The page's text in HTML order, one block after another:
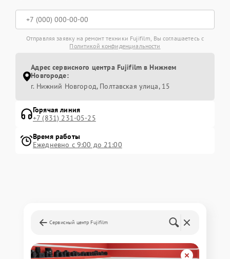
Отправляя заявку на ремонт техники Fujifilm, Вы соглашаетесь с
Политикой конфиденциальности
Адрес сервисного центра Fujifilm в Нижнем
Новгороде:
г. Нижний Новгород, Полтавская улица, 15
Горячая линия
+7 (831) 231-05-25
Время работы
Ежедневно с 9:00 до 21:00
Сервисный центр Fujifilm